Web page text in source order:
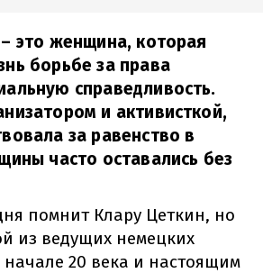
это женщина, которая
борьбе за права
справедливость.
и активисткой,
за равенство в
часто оставались без
помнит Клару Цеткин, но
из ведущих немецких
начале 20 века и настоящим